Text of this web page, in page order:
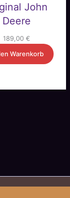
John
Deere
189,00 €
Warenkorb